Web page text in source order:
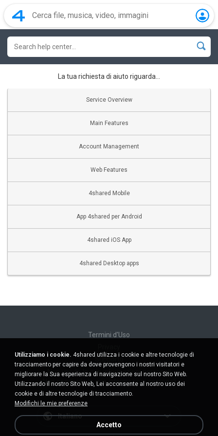
La tua richiesta di aiuto riguarda…
Service Overview
Main Features
Account Management
Web Features
4shared Mobile
App 4shared per Android
4shared iOS App
4shared Desktop apps
Termini d'Uso
Supporto
Non venda le mie informazioni personali
Non condivida le mie informazioni personali
Italiano
Utilizziamo i cookie. 4shared utilizza i cookie e altre tecnologie di
tracciamento per capire da dove provengono i nostri visitatori e
migliorare la Sua esperienza di navigazione sul nostro Sito Web.
Utilizzando il nostro Sito Web, Lei acconsente al nostro uso dei
cookie e di altre tecnologie di tracciamento.
Modifichi le mie preferenze
Accetto